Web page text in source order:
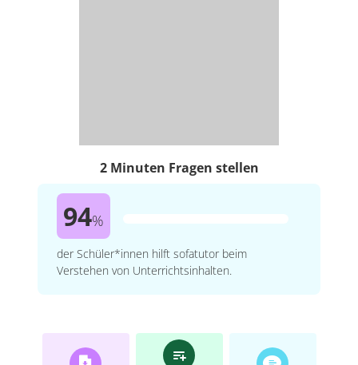
2 Minuten Fragen stellen
94%
der Schüler*innen hilft sofatutor beim
Verstehen von Unterrichtsinhalten.